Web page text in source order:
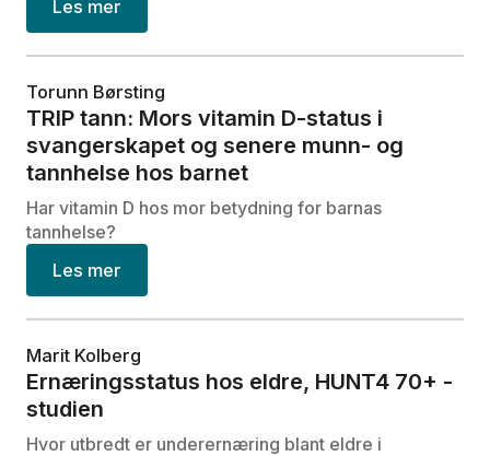
Les mer
Torunn Børsting
TRIP tann: Mors vitamin D-status i
svangerskapet og senere munn- og
tannhelse hos barnet
Har vitamin D hos mor betydning for barnas
tannhelse?
Les mer
Marit Kolberg
Ernæringsstatus hos eldre, HUNT4 70+ -
studien
Hvor utbredt er underernæring blant eldre i